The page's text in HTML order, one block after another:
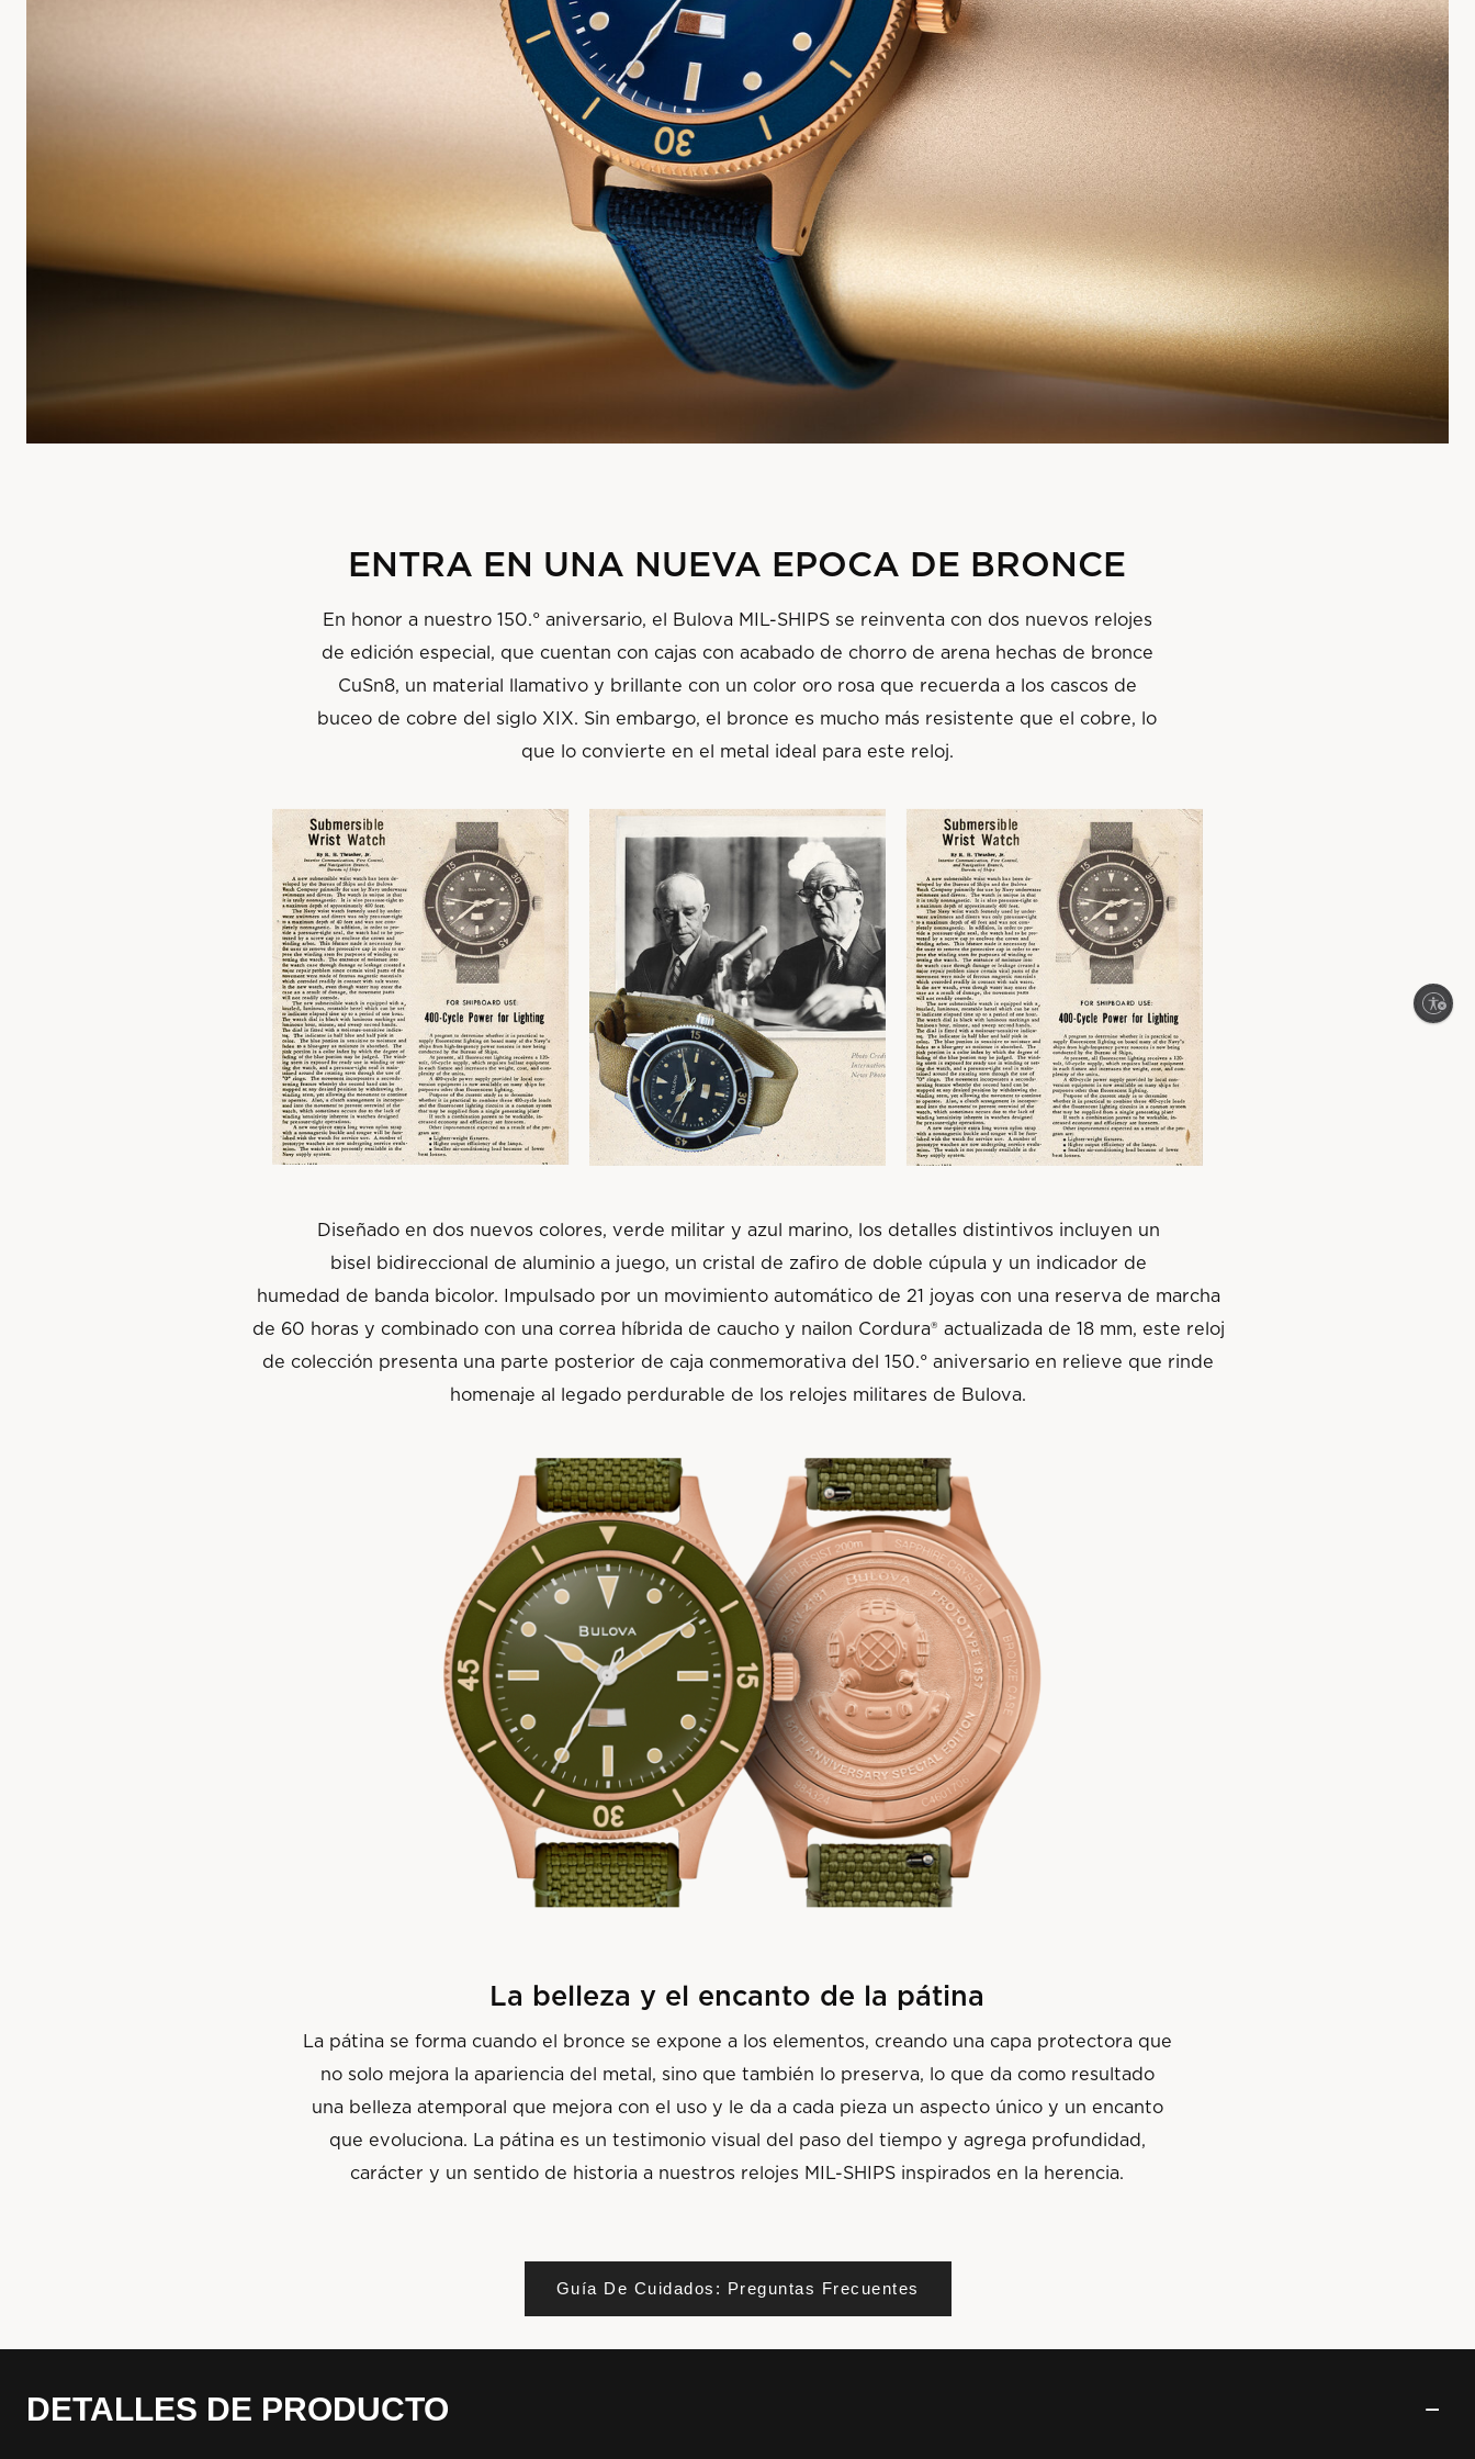
En honor a nuestro 150.° aniversario, el Bulova MIL-SHIPS se reinventa con dos nuevos relojes
de edición especial, que cuentan con cajas con acabado de chorro de arena hechas de bronce
CuSn8, un material llamativo y brillante con un color oro rosa que recuerda a los cascos de
buceo de cobre del siglo XIX. Sin embargo, el bronce es mucho más resistente que el cobre, lo
que lo convierte en el metal ideal para este reloj.
ENTRA EN UNA NUEVA EPOCA DE BRONCE
Diseñado en dos nuevos colores, verde militar y azul marino, los detalles distintivos incluyen un
bisel bidireccional de aluminio a juego, un cristal de zafiro de doble cúpula y un indicador de
humedad de banda bicolor.
Impulsado por un movimiento automático de 21 joyas con una reserva de marcha
de 60 horas y combinado con una correa híbrida de caucho y nailon Cordura® actualizada de 18 mm, este reloj
de colección presenta una parte posterior de caja conmemorativa del 150.° aniversario en relieve que rinde
homenaje al legado perdurable de los relojes militares de Bulova.
La belleza y el encanto de la pátina
La pátina se forma cuando el bronce se expone a los elementos, creando una capa protectora que
no solo mejora la apariencia del metal, sino que también lo preserva, lo que da como resultado
una belleza atemporal que mejora con el uso y le da a cada pieza un aspecto único y un encanto
que evoluciona. La pátina es un testimonio visual del paso del tiempo y agrega profundidad,
carácter y un sentido de historia a nuestros relojes MIL-SHIPS inspirados en la herencia.
Guía De Cuidados: Preguntas Frecuentes
DETALLES DE PRODUCTO